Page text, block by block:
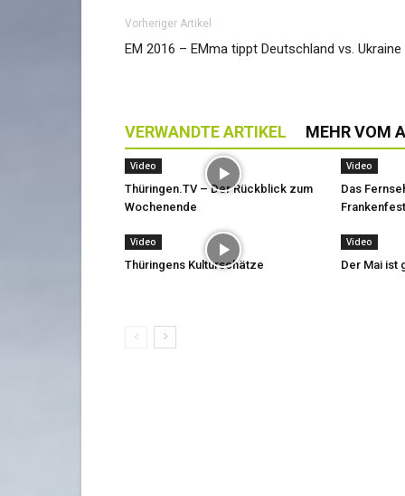
Vorheriger Artikel
EM 2016 – EMma tippt Deutschland vs. Ukraine
VERWANDTE ARTIKEL MEHR VOM
Video
Thüringen.TV – Der Rückblick zum
Wochenende
Video
Das
Video
Thüringens Kulturschätze
Video
Der Mai ist